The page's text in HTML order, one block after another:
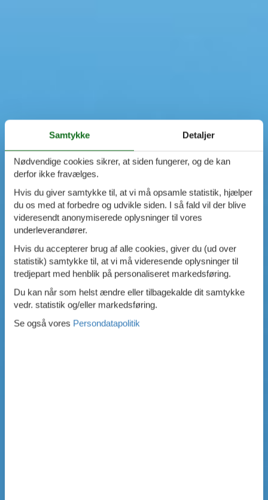
Samtykke Detaljer
Nødvendige cookies sikrer, at siden fungerer, og de kan
derfor ikke fravælges.
Hvis du giver samtykke til, at vi må opsamle statistik, hjælper
du os med at forbedre og udvikle siden. I så fald vil der blive
videresendt anonymiserede oplysninger til vores
underleverandører.
Hvis du accepterer brug af alle cookies, giver du (ud over
statistik) samtykke til, at vi må videresende oplysninger til
tredjepart med henblik på personaliseret markedsføring.
Du kan når som helst ændre eller tilbagekalde dit samtykke
vedr. statistik og/eller markedsføring.
Se også vores Persondatapolitik